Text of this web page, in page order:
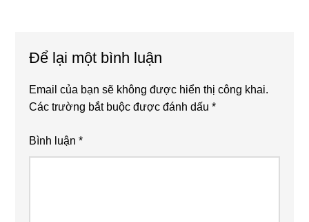
Để lại một bình luận
Email của bạn sẽ không được hiển thị công khai.
Các trường bắt buộc được đánh dấu*
Bình luận*